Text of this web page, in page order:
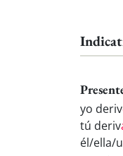
yo deriv
tú deriv
él/ella/